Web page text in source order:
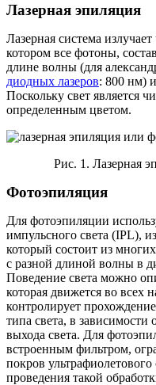
Лазерная эпиляция
Лазерная система
котором все фотоны,
длине волны (для
диодных лазеров: 800 нм)
Поскольку свет является
определенным цветом.
Рис. 1. Лазерная
Фотоэпиляция
Для фотоэпиляции
импульсного света (IPL),
который состоит из
с разной длиной волны в
Поведение света можно
которая движется во всех
контролирует
типа света, в зависимости
выхода света. Для
встроенным фильтром,
покров
проведения такой